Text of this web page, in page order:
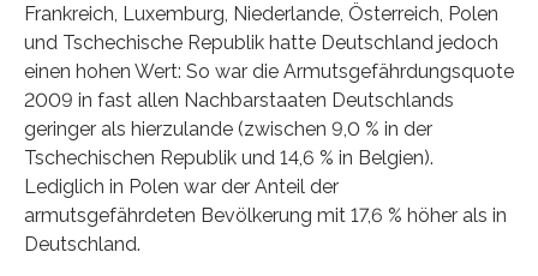
Frankreich, Luxemburg, Niederlande, Österreich, Polen
und Tschechische Republik hatte Deutschland jedoch
einen hohen Wert: So war die Armutsgefährdungsquote
2009 in fast allen Nachbarstaaten Deutschlands
geringer als hierzulande (zwischen 9,0 % in der
Tschechischen Republik und 14,6 % in Belgien).
Lediglich in Polen war der Anteil der
armutsgefährdeten Bevölkerung mit 17,6 % höher als in
Deutschland.